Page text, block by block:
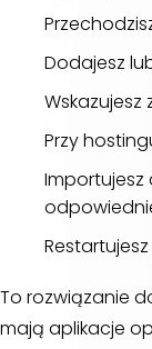
Dodajesz
Przy
Restartujesz
To rozwiązanie
mają aplikacje